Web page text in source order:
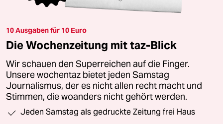
10 Ausgaben für 10 Euro
Die Wochenzeitung mit taz-Blick
Wir schauen den Superreichen auf die Finger.
Unsere wochentaz bietet jeden Samstag
Journalismus, der es nicht allen recht macht und
Stimmen, die woanders nicht gehört werden.
Jeden Samstag als gedruckte Zeitung frei Haus